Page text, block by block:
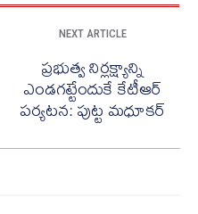
NEXT ARTICLE
ప్రభుత్వ నిర్లక్ష్యాన్ని
ఎండగట్టేందుకే కేటీఆర్
పర్యటన: పుట్ట మధూకర్